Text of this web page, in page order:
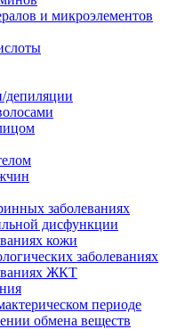
и микроэлементов
депиляции
заболеваниях
дисфункции
кожи
заболеваниях
ЖКТ
периоде
обмена веществ